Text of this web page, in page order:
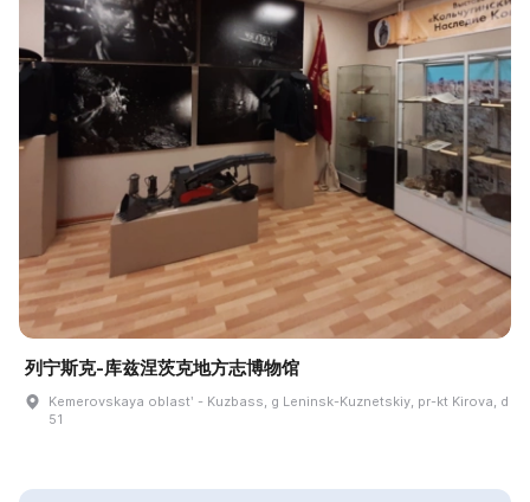
列宁斯克-库兹涅茨克地方志博物馆
Kemerovskaya oblastʹ - Kuzbass, g Leninsk-Kuznetskiy, pr-kt Kirova, d
51